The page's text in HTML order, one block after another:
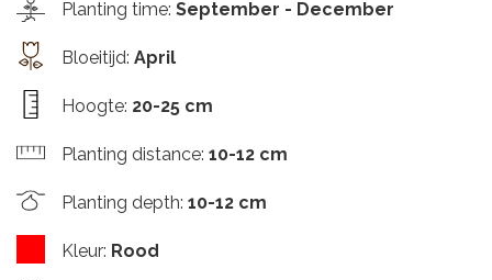
Planting time: September - December
Bloeitijd: April
Hoogte: 20-25 cm
Planting distance: 10-12 cm
Planting depth: 10-12 cm
Kleur: Rood